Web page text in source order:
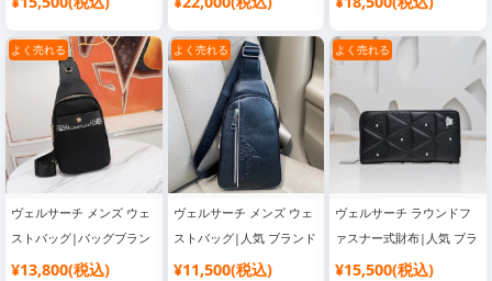
よく売れる
ヴェルサーチ メンズ ウェ
ストバッグ|バッグブラン
ド レディース
¥13,800(税込)
よく売れる
ヴェルサーチ メンズ ウェ
ストバッグ|人気 ブランド
バッグ
¥11,500(税込)
よく売れる
ヴェルサーチ ラウンドフ
ァスナー式財布|人気 ブラ
ンド バッグ
¥15,500(税込)